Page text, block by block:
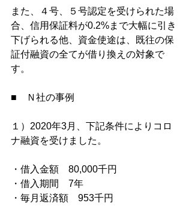
また、４号、５号認定を受けられた場
合、信用保証料が0.2%まで大幅に引き
下げられる他、資金使途は、既往の保
証付融資の全てが借り換えの対象で
す。
■　Ｎ社の事例
１）2020年3月、下記条件によりコロ
ナ融資を受けました。
・借入金額　80,000千円
・借入期間　7年
・毎月返済額　953千円